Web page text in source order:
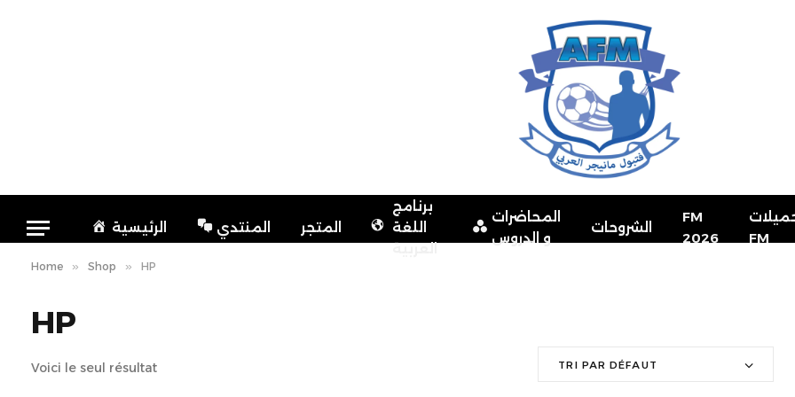
الرئيسية المنتدي المتجر
برنامج
اللغة
العربية
المحاضرات
و الدروس
الشروحات
FM
2026
FM
Home » Shop » HP
HP
Voici le seul résultat TRI PAR DÉFAUT